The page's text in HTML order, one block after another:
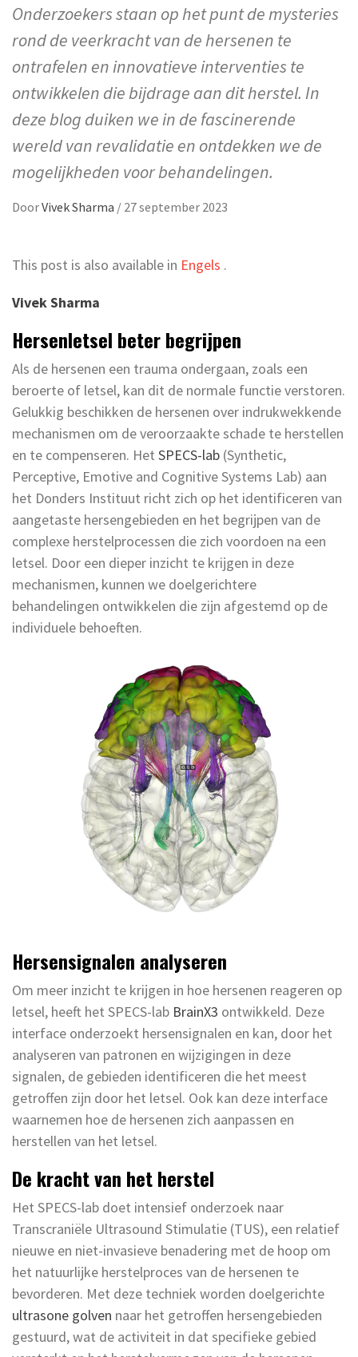
Onderzoekers staan op het punt de mysteries
rond de veerkracht van de hersenen te
ontrafelen en innovatieve interventies te
ontwikkelen die bijdrage aan dit herstel. In
deze blog duiken we in de fascinerende
wereld van revalidatie en ontdekken we de
mogelijkheden voor behandelingen.
DoorVivek Sharma / 27 september 2023
This post is also available in Engels .
Vivek Sharma
Hersenletsel beter begrijpen
Als de hersenen een trauma ondergaan, zoals een
beroerte of letsel, kan dit de normale functie verstoren.
Gelukkig beschikken de hersenen over indrukwekkende
mechanismen om de veroorzaakte schade te herstellen
en te compenseren. Het SPECS-lab (Synthetic,
Perceptive, Emotive and Cognitive Systems Lab) aan
het Donders Instituut richt zich op het identificeren van
aangetaste hersengebieden en het begrijpen van de
complexe herstelprocessen die zich voordoen na een
letsel. Door een dieper inzicht te krijgen in deze
mechanismen, kunnen we doelgerichtere
behandelingen ontwikkelen die zijn afgestemd op de
individuele behoeften.
Hersensignalen analyseren
Om meer inzicht te krijgen in hoe hersenen reageren op
letsel, heeft het SPECS-lab BrainX3 ontwikkeld. Deze
interface onderzoekt hersensignalen en kan, door het
analyseren van patronen en wijzigingen in deze
signalen, de gebieden identificeren die het meest
getroffen zijn door het letsel. Ook kan deze interface
waarnemen hoe de hersenen zich aanpassen en
herstellen van het letsel.
De kracht van het herstel
Het SPECS-lab doet intensief onderzoek naar
Transcraniële Ultrasound Stimulatie (TUS), een relatief
nieuwe en niet-invasieve benadering met de hoop om
het natuurlijke herstelproces van de hersenen te
bevorderen. Met deze techniek worden doelgerichte
ultrasone golven naar het getroffen hersengebieden
gestuurd, wat de activiteit in dat specifieke gebied